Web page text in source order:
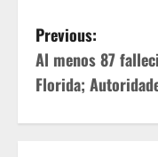
P
o
s
Previous:
Al menos 87
Florida;